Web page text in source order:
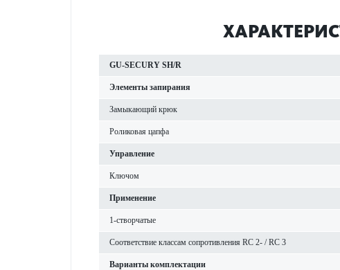
GU-SECURY SH/R
Элементы запирания
Замы­кающий крюк
Роли­к­овая цапфа
Управ­ление
Ключом
Применение
1-створ­чатые
Соотв­е­тствие классам сопрот­ив­ления RC 2- / RC 3
Вар­ианты комплектации